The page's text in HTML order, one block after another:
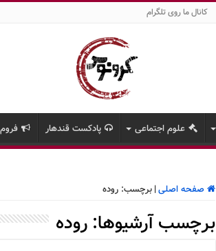
کانال ما روی تلگرام
علوم اجتماعی پادکست قندهار
صفحه اصلی| برچسب: روده
برچسب آرشیوها: روده